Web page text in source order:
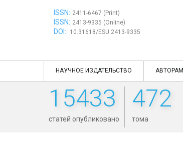
ISSN: 2411-6467 (Print)
ISSN: 2413-9335 (Online)
DOI: 10.31618/ESU.2413-9335
НАУЧНОЕ ИЗДАТЕЛЬСТВО АВТОРАМ
15433
статей опубликовано
472
тома